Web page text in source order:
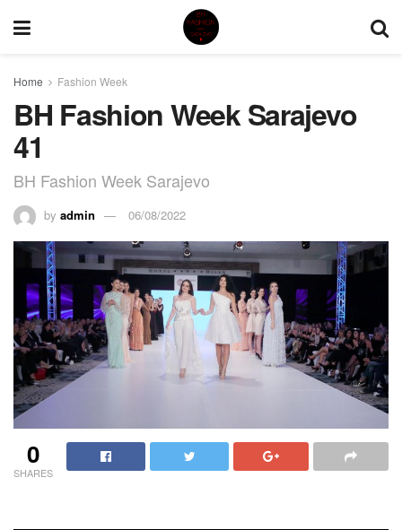
Home Fashion Week
BH Fashion Week Sarajevo
41
BH Fashion Week Sarajevo
by admin 06/08/2022
0
SHARES